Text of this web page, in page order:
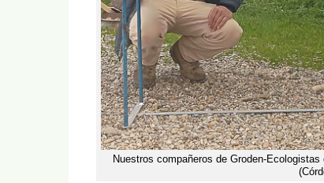
Nuestros compañeros de Groden-